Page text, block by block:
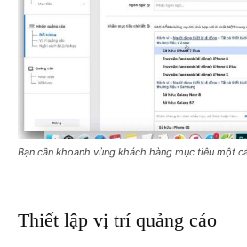
Bạn cần khoanh vùng khách hàng mục tiêu một
Thiết lập vị trí quảng cáo